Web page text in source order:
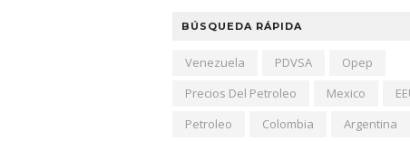
BÚSQUEDA RÁPIDA
Venezuela PDVSA
Opep
Precios Del Petroleo
Mexico
Petroleo
Colombia
Argentina